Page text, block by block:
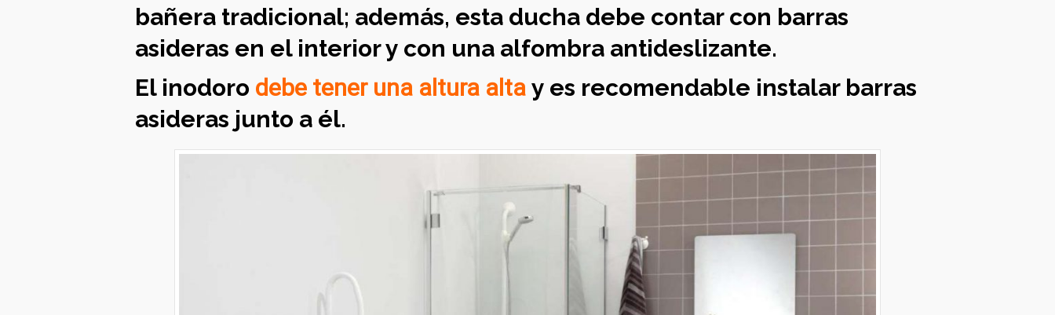
bañera tradicional; además, esta ducha debe contar con barras
asideras en el interior y con una alfombra antideslizante.
El inodoro debe tener una altura alta y es recomendable instalar barras
asideras junto a él.